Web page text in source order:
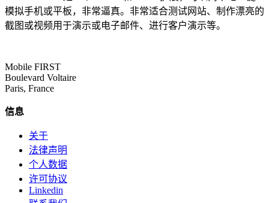
模拟手机或平板，非常逼真。非常适合测试网站、制作漂亮的
截图或视频用于演示或电子邮件、进行客户演示等。
Mobile FIRST
Boulevard Voltaire
Paris, France
信息
关于
法律声明
个人数据
许可协议
Linkedin